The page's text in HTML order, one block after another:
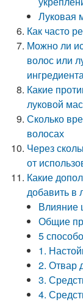
Луковая
Как часто
Можно ли
волос или
Какие
луковой
Сколько
волосах
Через
от
Какие
добавить в
Влияние
Общие
5
1.
2. Отвар
3.
4.